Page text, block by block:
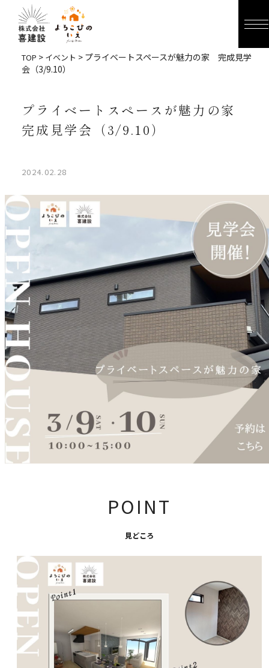
TOP > イベント > プライベートスペースが魅力の家 完成見学
会（3/9.10）
プライベートスペースが魅力の家
完成見学会（3/9.10）
2024.02.28
POINT
見どころ